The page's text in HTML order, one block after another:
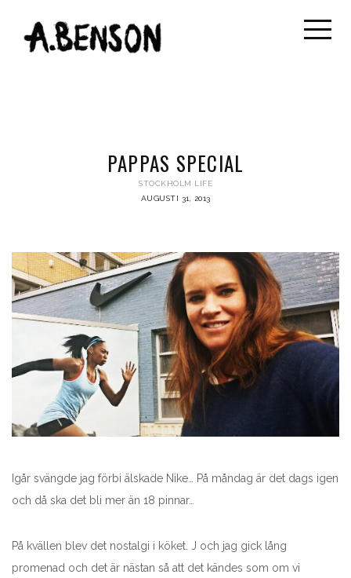
PAPPAS SPECIAL
STOCKHOLM LIFE
AUGUSTI 31, 2013
Igår svängde jag förbi älskade Nike… På måndag är det dags igen
och då ska det bli mer än 18 pinnar…
På kvällen blev det nostalgi i köket. J och jag gick lång
promenad och det är nästan så att det kändes som om vi